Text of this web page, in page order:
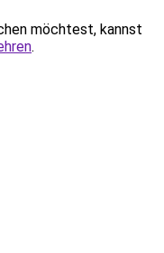
möchtest, kannst
.